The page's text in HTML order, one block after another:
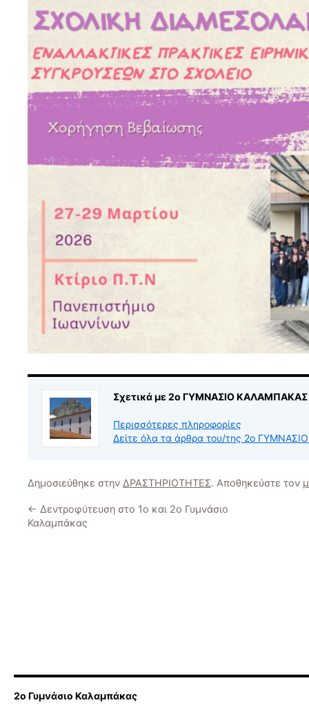
Σχετικά με 2ο ΓΥΜΝΑΣΙΟ ΚΑΛΑΜΠΑΚΑΣ
Περισσότερες πληροφορίες
Δείτε όλα τα άρθρα του/της 2ο
Δημοσιεύθηκε στην ΔΡΑΣΤΗΡΙΟΤΗΤΕΣ. Αποθηκεύστε τον
← Δεντροφύτευση στο 1ο και 2ο Γυμνάσιο
Καλαμπάκας
2ο Γυμνάσιο Καλαμπάκας